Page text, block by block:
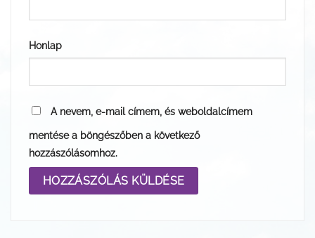
Honlap
A nevem, e-mail címem, és weboldalcímem
mentése a böngészőben a következő
hozzászólásomhoz.